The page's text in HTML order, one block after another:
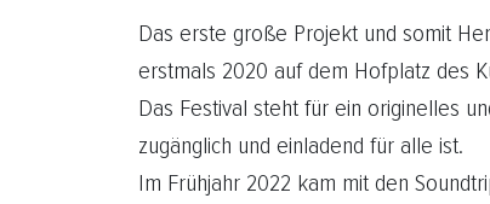
Das erste große Projekt und somit
erstmals 2020 auf dem Hofplatz des
Das Festival steht für ein originelles
zugänglich und einladend für alle ist.
Im Frühjahr 2022 kam mit den